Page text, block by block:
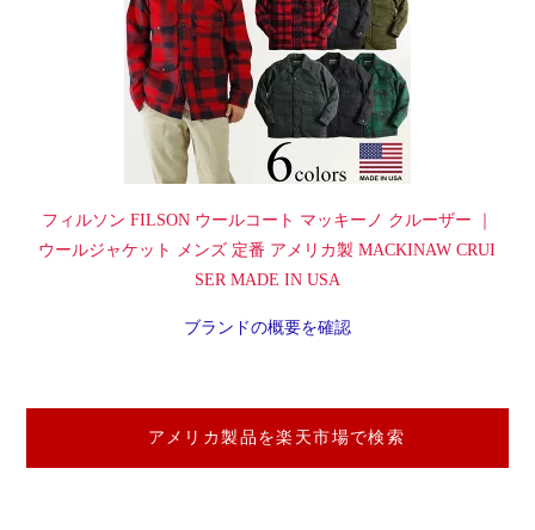
フィルソン FILSON ウールコート マッキーノ クルーザー ｜
ウールジャケット メンズ 定番 アメリカ製 MACKINAW CRUI
SER MADE IN USA
ブランドの概要を確認
アメリカ製品を楽天市場で検索